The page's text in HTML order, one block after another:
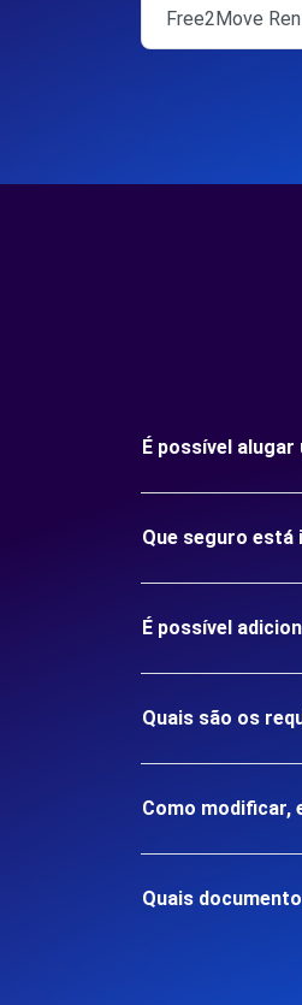
Free2Move
É possível
Que seguro está
É possível
Quais são os
Como modificar,
Quais